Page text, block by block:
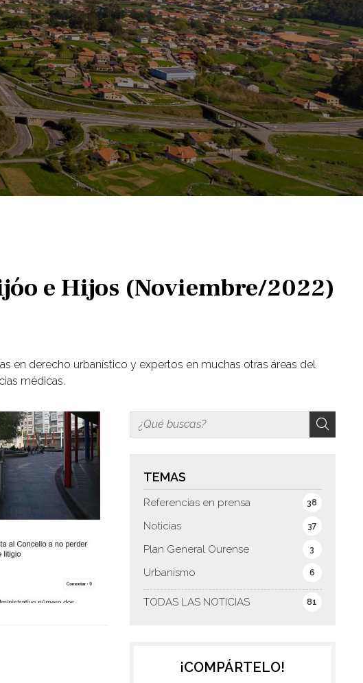
e Hijos (Noviembre/2022)
en derecho urbanístico y expertos en muchas otras áreas del
médicas.
TEMAS
TODAS LAS NOTICIAS 81
Referencias en prensa 38
Noticias 37
Plan General Ourense 3
Urbanismo 6
¡COMPÁRTELO!